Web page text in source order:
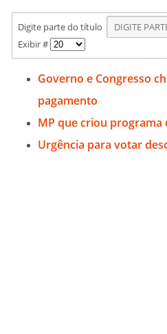
Digite parte do título
Exibir #
Governo e Congresso
pagamento
MP que criou
Urgência para votar